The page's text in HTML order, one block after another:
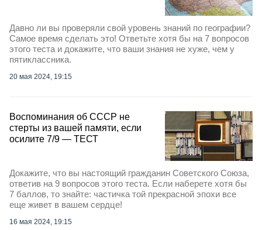
Давно ли вы проверяли свой уровень знаний по географии?
Самое время сделать это! Ответьте хотя бы на 7 вопросов
этого теста и докажите, что ваши знания не хуже, чем у
пятиклассника.
20 мая 2024, 19:15
Воспоминания об СССР не
стерты из вашей памяти, если
осилите 7/9 — ТЕСТ
Докажите, что вы настоящий гражданин Советского Союза,
ответив на 9 вопросов этого теста. Если наберете хотя бы
7 баллов, то знайте: частичка той прекрасной эпохи все
еще живет в вашем сердце!
16 мая 2024, 19:15